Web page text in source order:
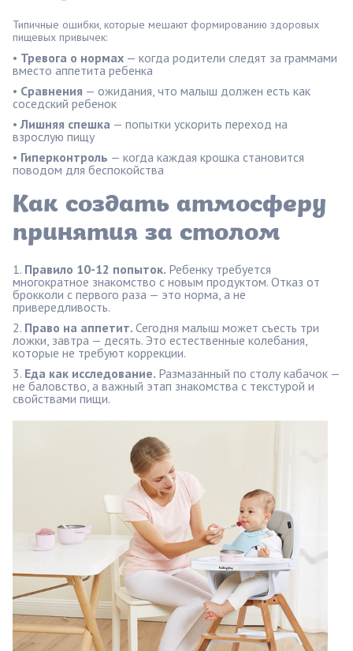
Типичные ошибки, которые мешают формированию здоровых
пищевых привычек:
• Тревога о нормах — когда родители следят за граммами
вместо аппетита ребенка
• Сравнения — ожидания, что малыш должен есть как
соседский ребенок
• Лишняя спешка — попытки ускорить переход на
взрослую пищу
• Гиперконтроль — когда каждая крошка становится
поводом для беспокойства
Как создать атмосферу
принятия за столом
Правило 10-12 попыток. Ребенку требуется
многократное знакомство с новым продуктом. Отказ от
брокколи с первого раза — это норма, а не
привередливость.
Право на аппетит. Сегодня малыш может съесть три
ложки, завтра — десять. Это естественные колебания,
которые не требуют коррекции.
Еда как исследование. Размазанный по столу кабачок —
не баловство, а важный этап знакомства с текстурой и
свойствами пищи.